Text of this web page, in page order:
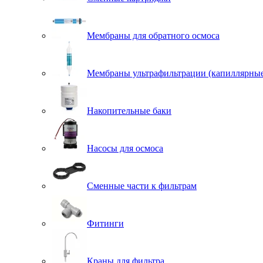
Мембраны для обратного осмоса
Мембраны ультрафильтрации
Накопительные баки
Насосы для осмоса
Сменные части к фильтрам
Фитинги
Краны для фильтра